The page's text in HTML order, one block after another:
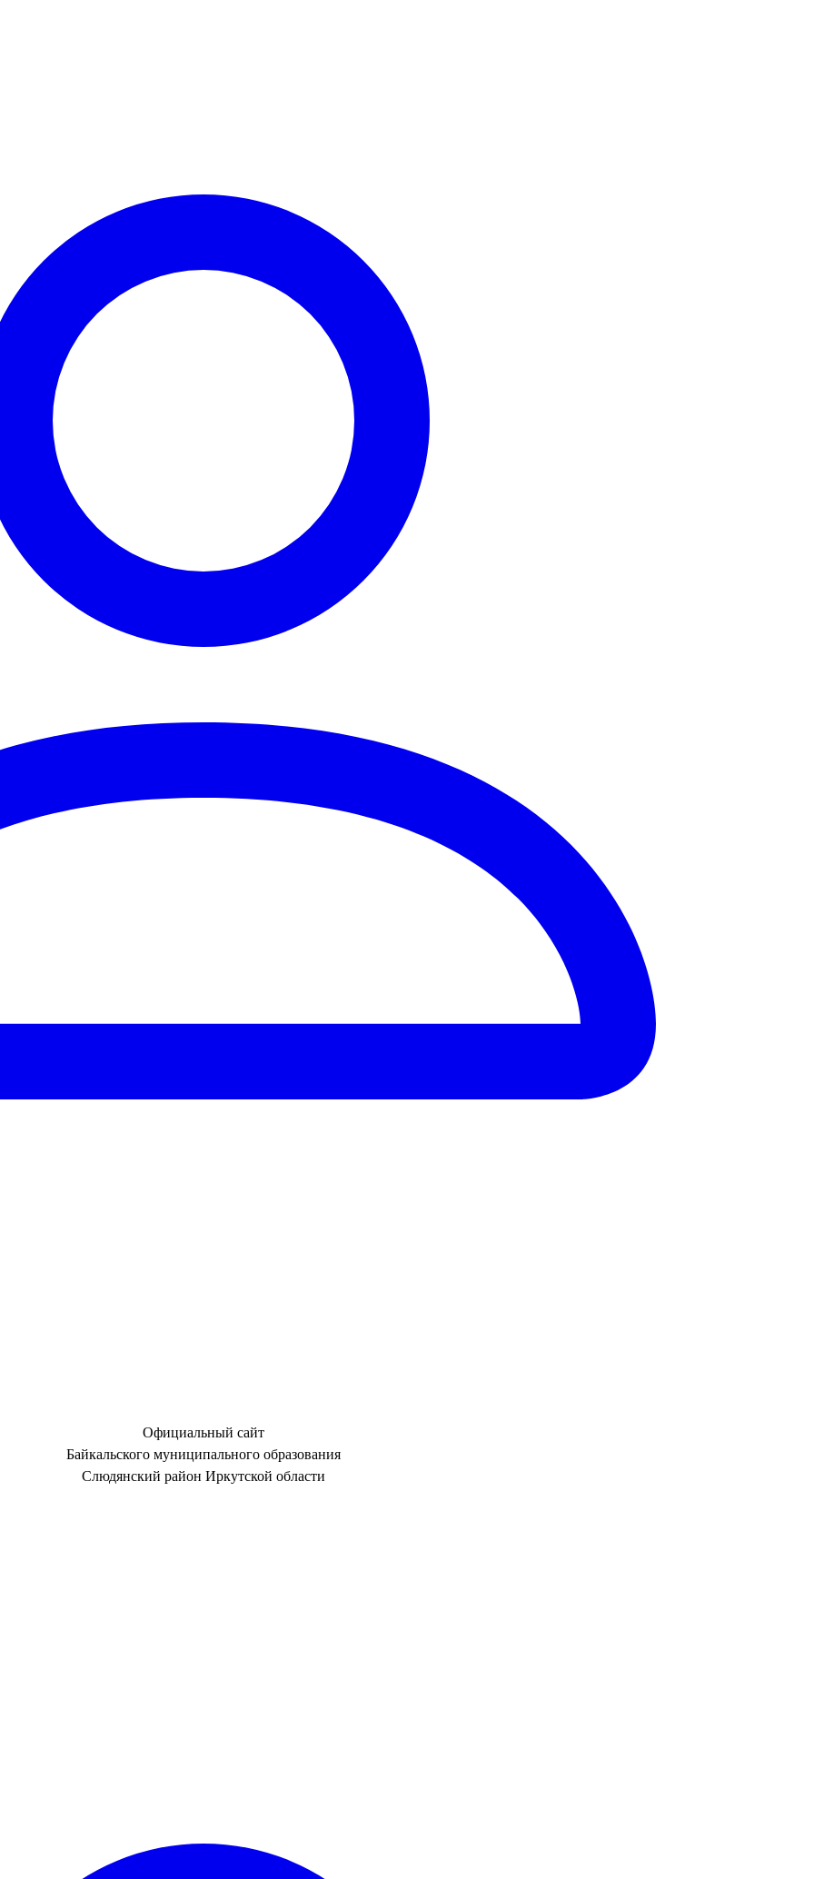
Официальный сайт
Байкальского муниципального образования
Слюдянский район Иркутской области